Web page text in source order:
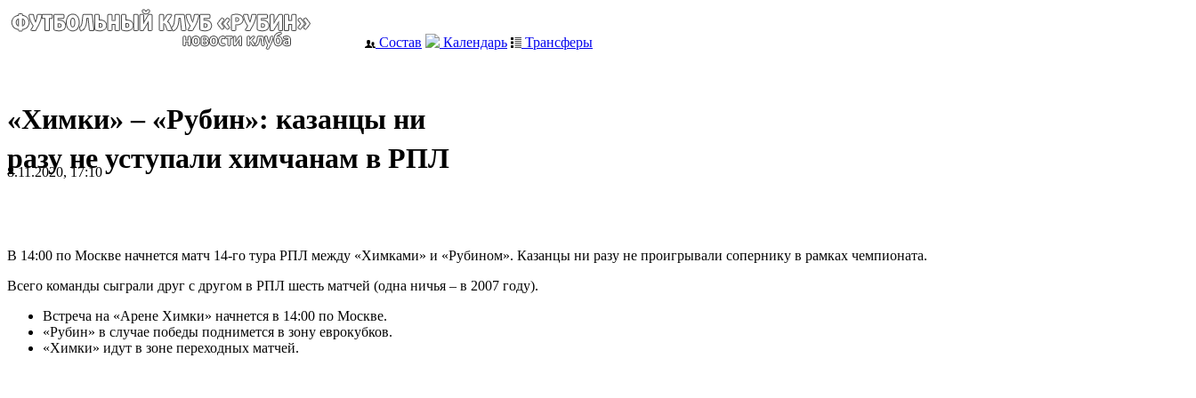
Состав Календарь Трансферы
«Химки» – «Рубин»: казанцы ни
разу не уступали химчанам в РПЛ
8.11.2020, 17:10
В 14:00 по Москве начнется матч 14-го тура РПЛ между «Химками» и «Рубином». Казанцы ни разу не проигрывали сопернику в рамках чемпионата.
Всего команды сыграли друг с другом в РПЛ шесть матчей (одна ничья – в 2007 году).
Встреча на «Арене Химки» начнется в 14:00 по Москве.
«Рубин» в случае победы поднимется в зону еврокубков.
«Химки» идут в зоне переходных матчей.